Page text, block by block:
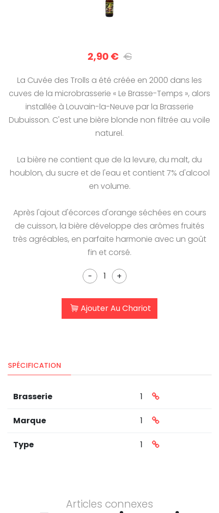
2,90 € €
La Cuvée des Trolls a été créée en 2000 dans les
cuves de la microbrasserie « Le Brasse-Temps », alors
installée à Louvain-la-Neuve par la Brasserie
Dubuisson. C'est une bière blonde non filtrée au voile
naturel.
La bière ne contient que de la levure, du malt, du
houblon, du sucre et de l'eau et contient 7% d'alcool
en volume.
Après l'ajout d'écorces d'orange séchées en cours
de cuisson, la bière développe des arômes fruités
très agréables, en parfaite harmonie avec un goût
fin et corsé.
- +
Ajouter Au Chariot
SPÉCIFICATION
Brasserie 1
Marque 1
Type 1
Articles connexes